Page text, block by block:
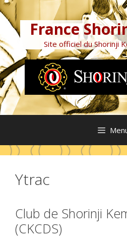
Aller
au
contenu France
Site officiel du Shorinji
Ytrac
Club de Shorinji
(CKCDS)